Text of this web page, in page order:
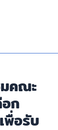
คณะ
ก
พื่อรับ